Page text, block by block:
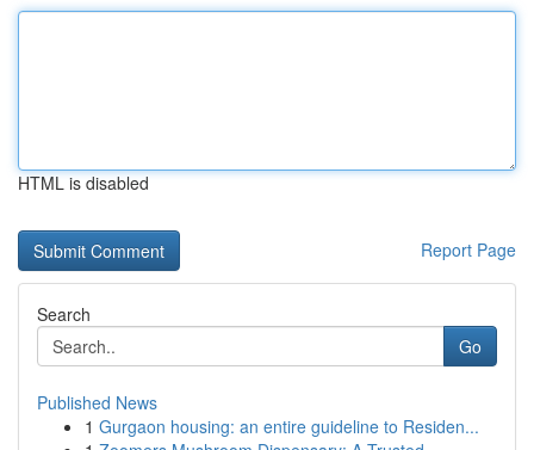
HTML is disabled
Report Page
Search
Go
Published News
1 Gurgaon housing: an entire guideline to Residen...